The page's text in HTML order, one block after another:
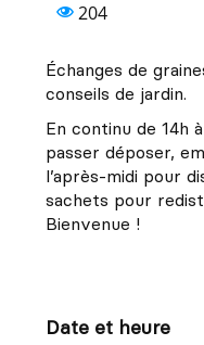
204
Échanges de
conseils de jardin.
En continu de 14h
passer déposer,
l’après-midi pour
sachets pour
Bienvenue !
Date et heure